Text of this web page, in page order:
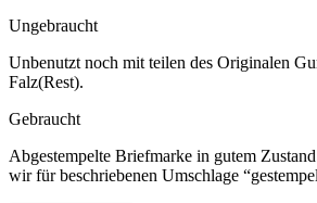
Ungebraucht
Unbenutzt noch mit teilen des Originalen
Falz(Rest).
Gebraucht
Abgestempelte Briefmarke in gutem
wir für beschriebenen Umschlage